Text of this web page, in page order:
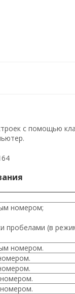
с помощью
номером;
пробелами (в
номером.